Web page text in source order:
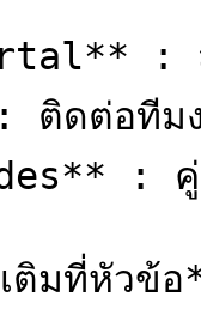
: ส
ต่อทีมง
: คู่มื
มเติมที่หั